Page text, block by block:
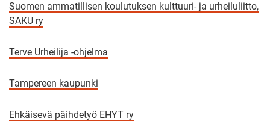
Suomen ammatillisen koulutuksen kulttuuri- ja urheiluliitto,
SAKU ry
Terve Urheilija -ohjelma
Tampereen kaupunki
Ehkäisevä päihdetyö EHYT ry